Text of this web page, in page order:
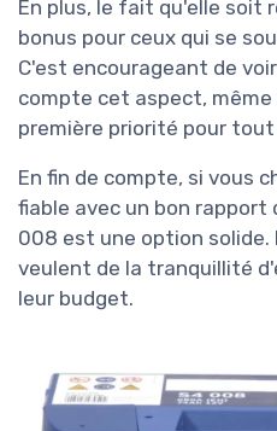
En plus, le fait qu'elle soit
bonus pour ceux qui se
C'est encourageant de
compte cet aspect, même
première priorité pour tout
En fin de compte, si vous
fiable avec un bon rapport
008 est une option solide.
veulent de la tranquillité
leur budget.